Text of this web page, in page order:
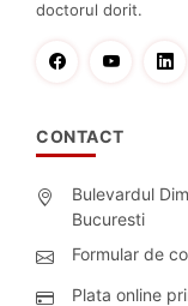
doctorul dorit.
CONTACT
Bulevardul
Bucuresti
Formular de
Plata online